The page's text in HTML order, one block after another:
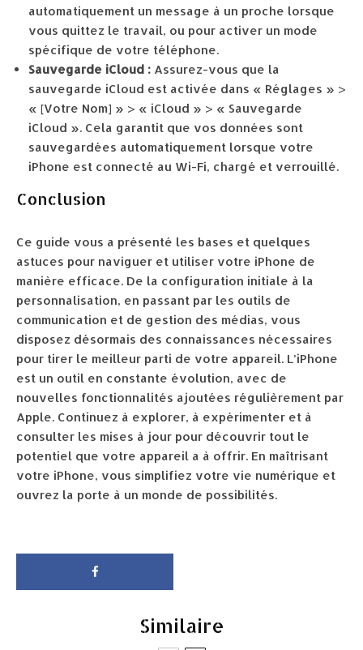
automatiquement un message à un proche lorsque
vous quittez le travail, ou pour activer un mode
spécifique de votre téléphone.
Sauvegarde iCloud : Assurez-vous que la
sauvegarde iCloud est activée dans « Réglages » >
« [Votre Nom] » > « iCloud » > « Sauvegarde
iCloud ». Cela garantit que vos données sont
sauvegardées automatiquement lorsque votre
iPhone est connecté au Wi-Fi, chargé et verrouillé.
Conclusion
Ce guide vous a présenté les bases et quelques
astuces pour naviguer et utiliser votre iPhone de
manière efficace. De la configuration initiale à la
personnalisation, en passant par les outils de
communication et de gestion des médias, vous
disposez désormais des connaissances nécessaires
pour tirer le meilleur parti de votre appareil. L’iPhone
est un outil en constante évolution, avec de
nouvelles fonctionnalités ajoutées régulièrement par
Apple. Continuez à explorer, à expérimenter et à
consulter les mises à jour pour découvrir tout le
potentiel que votre appareil a à offrir. En maîtrisant
votre iPhone, vous simplifiez votre vie numérique et
ouvrez la porte à un monde de possibilités.
Similaire